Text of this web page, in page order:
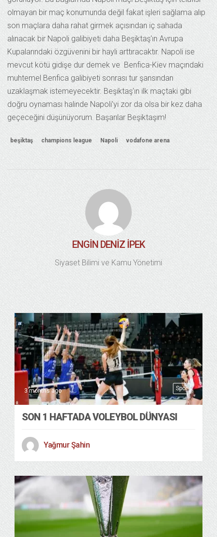
olmayan bir maç konumunda değil fakat işleri sağlama alıp
son maçlara daha rahat girmek açısından iç sahada
alınacak bir Napoli galibiyeti daha Beşiktaş’ın Avrupa
Kupalarındaki özgüvenini bir hayli arttıracaktır. Napoli ise
mevcut kötü gidişe dur demek ve Benfica-Kiev maçındaki
muhtemel Benfica galibiyeti sonrası tur şansından
uzaklaşmak istemeyecektir. Beşiktaş’ın ilk maçtaki gibi
doğru oynaması halinde Napoli’yi zor da olsa bir kez daha
geçeceğini düşünüyorum. Başarılar Beşiktaşım!
beşiktaş champions league Napoli vodafone arena
ENGIN DENIZ İPEK
Siyaset Bilimi ve Kamu Yönetimi
Spor
3 months ago
SON 1 HAFTADA VOLEYBOL DÜNYASI
Yağmur Şahin